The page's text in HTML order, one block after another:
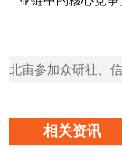
相关资讯